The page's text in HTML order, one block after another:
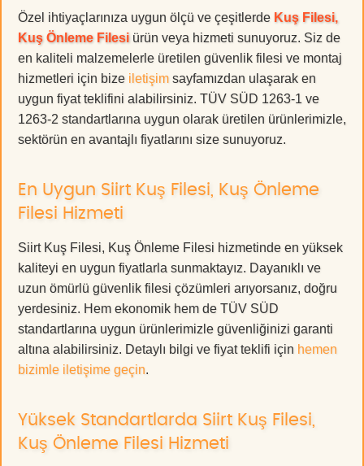
Özel ihtiyaçlarınıza uygun ölçü ve çeşitlerde Kuş Filesi,
Kuş Önleme Filesi ürün veya hizmeti sunuyoruz. Siz de
en kaliteli malzemelerle üretilen güvenlik filesi ve montaj
hizmetleri için bize iletişim sayfamızdan ulaşarak en
uygun fiyat teklifini alabilirsiniz. TÜV SÜD 1263-1 ve
1263-2 standartlarına uygun olarak üretilen ürünlerimizle,
sektörün en avantajlı fiyatlarını size sunuyoruz.
En Uygun Siirt Kuş Filesi, Kuş Önleme
Filesi Hizmeti
Siirt Kuş Filesi, Kuş Önleme Filesi hizmetinde en yüksek
kaliteyi en uygun fiyatlarla sunmaktayız. Dayanıklı ve
uzun ömürlü güvenlik filesi çözümleri arıyorsanız, doğru
yerdesiniz. Hem ekonomik hem de TÜV SÜD
standartlarına uygun ürünlerimizle güvenliğinizi garanti
altına alabilirsiniz. Detaylı bilgi ve fiyat teklifi için hemen
bizimle iletişime geçin.
Yüksek Standartlarda Siirt Kuş Filesi,
Kuş Önleme Filesi Hizmeti